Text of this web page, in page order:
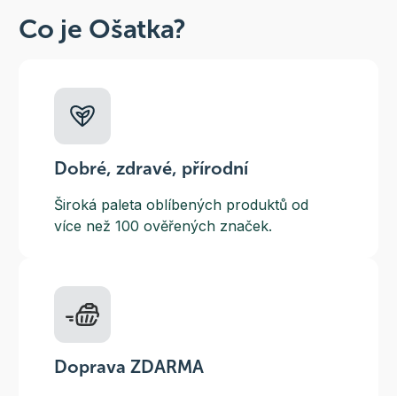
Co je Ošatka?
Dobré, zdravé, přírodní
Široká paleta oblíbených produktů od
více než 100 ověřených značek.
Doprava ZDARMA